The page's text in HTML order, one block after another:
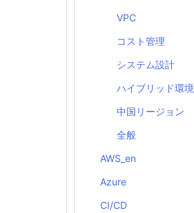
VPC
コスト管理
システム設計
ハイブリッド環境
中国リージョン
全般
AWS_en
Azure
CI/CD